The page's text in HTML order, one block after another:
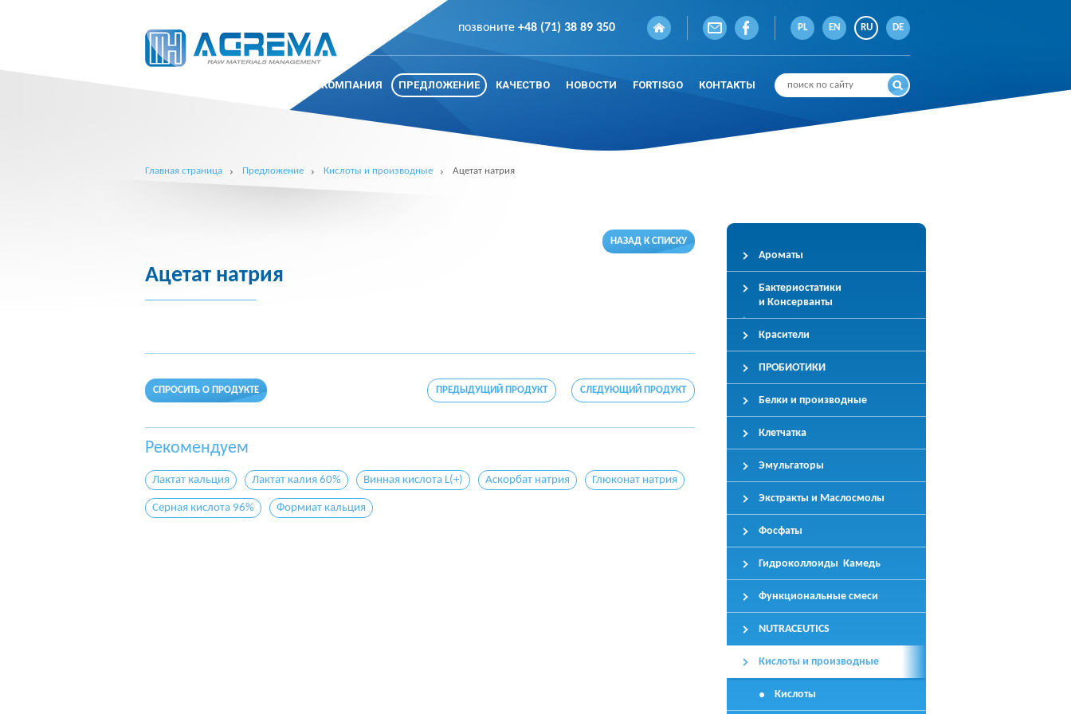
позвоните +48 (71) 38 89 350 PL EN RU DE
КОМПАНИЯ ПРЕДЛОЖЕНИЕ КАЧЕСТВО НОВОСТИ FORTISGO КОНТАКТЫ
Главная страница Предложение Кислоты и производные Ацетат натрия
Ароматы
Бактериостатики
и Консерванты
Красители
ПРОБИОТИКИ
Белки и производные
Клетчатка
Эмульгаторы
Экстракты и Маслосмолы
Фосфаты
Гидроколлоиды Камедь
Функциональные смеси
NUTRACEUTICS
Кислоты и производные
Кислоты
НАЗАД К СПИСКУ
Ацетат натрия
СПРОСИТЬ О ПРОДУКТЕ ПРЕДЫДУЩИЙ ПРОДУКТ СЛЕДУЮЩИЙ ПРОДУКТ
Рекомендуем
Лактат кальция Лактат калия 60% Винная кислота L(+) Аскорбат натрия Глюконат натрия
Серная кислота 96% Формиат кальция